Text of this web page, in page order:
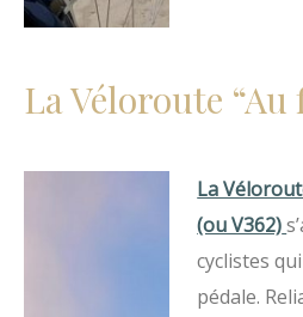
La Véloroute “Au
La
(ou V362)
cyclistes
pédale.